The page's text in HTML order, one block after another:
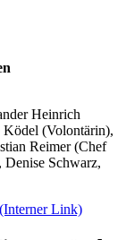
Heinrich
Ködel (Volontärin),
Reimer (Chef
Schwarz,
(Interner Link)